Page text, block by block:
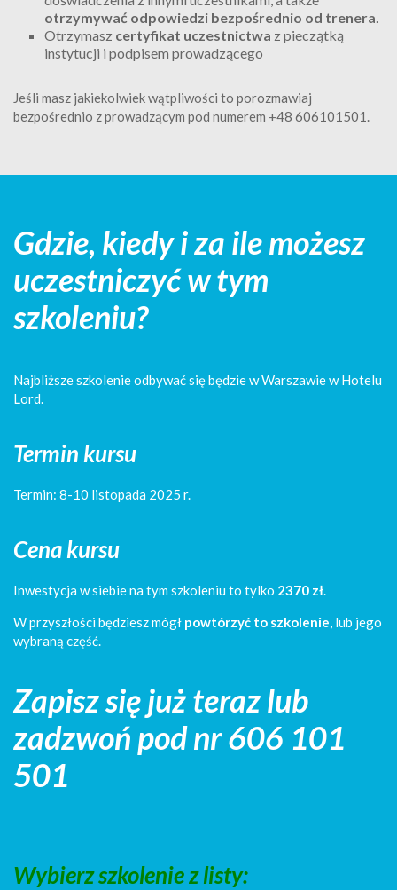
otrzymywać odpowiedzi bezpośrednio od trenera.
Otrzymasz certyfikat uczestnictwa z pieczątką
instytucji i podpisem prowadzącego
Jeśli masz jakiekolwiek wątpliwości to porozmawiaj
bezpośrednio z prowadzącym pod numerem +48 606101501.
Gdzie, kiedy i za ile możesz
uczestniczyć w tym
szkoleniu?
Najbliższe szkolenie odbywać się będzie w Warszawie w Hotelu
Lord.
Termin kursu
Termin: 8-10 listopada 2025 r.
Cena kursu
Inwestycja w siebie na tym szkoleniu to tylko 2370 zł.
W przyszłości będziesz mógł powtórzyć to szkolenie, lub jego
wybraną część.
Zapisz się już teraz lub
zadzwoń pod nr 606 101
501
Wybierz szkolenie z listy: